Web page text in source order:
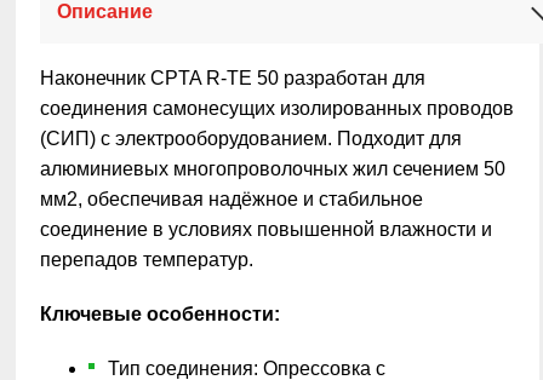
Описание
Наконечник CPTA R-ТЕ 50 разработан для
соединения самонесущих изолированных проводов
(СИП) с электрооборудованием. Подходит для
алюминиевых многопроволочных жил сечением 50
мм2, обеспечивая надёжное и стабильное
соединение в условиях повышенной влажности и
перепадов температур.
Ключевые особенности:
Тип соединения: Опрессовка с